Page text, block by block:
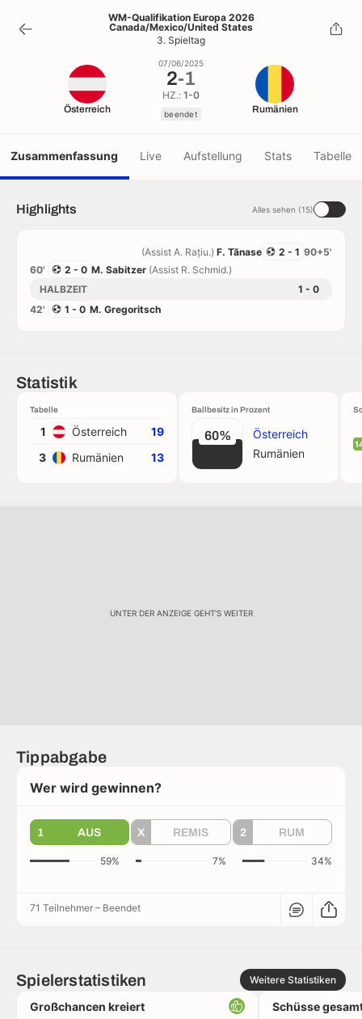
2-1
beendet
WM-Qualifikation Europa 2026
Canada/Mexico/United States
3. Spieltag
Österreich
07/06/2025
2-1
HZ.: 1-0
beendet Rumänien
Zusammenfassung Live Aufstellung Stats Tabelle
Highlights Alles sehen (15)
90+5'
2 - 1
(Assist A. Rațiu.) F. Tănase
60'
2 - 0 M. Sabitzer (Assist R. Schmid.)
HALBZEIT
1 - 0
42'
1 - 0 M. Gregoritsch
Statistik
Tabelle
1 Österreich
19
3
Rumänien 13
Ballbesitz in Prozent
60%
Österreich
Rumänien
UNTER DER ANZEIGE GEHT'S WEITER
Tippabgabe
Wer wird gewinnen?
1 AUS X REMIS 2 RUM
59% 7% 34%
71 Teilnehmer – Beendet
Spielerstatistiken Weitere Statistiken
Großchancen kreiert Schüsse